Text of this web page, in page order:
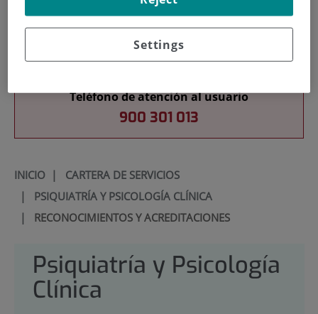
Docencia
Teléfono de atención al usuario
900 301 013
INICIO| CARTERA DE SERVICIOS
| PSIQUIATRÍA Y PSICOLOGÍA CLÍNICA
| RECONOCIMIENTOS Y ACREDITACIONES
Psiquiatría y Psicología
Clínica
Settings